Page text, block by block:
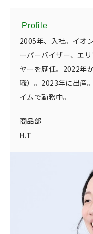
Profile
2005年、入社。イオ
ーパーバイザー、エ
ヤーを歴任。2022年
職）。2023年に出産
イムで勤務中。
商品部
H.T